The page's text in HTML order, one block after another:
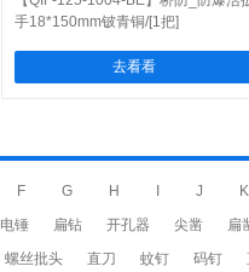
手18*150mm铍青铜/[1把]
去看看
F G H J
K
电锤 扁钻 开孔器 尖凿
扁
螺丝批头 直刀 蚊钉 码钉